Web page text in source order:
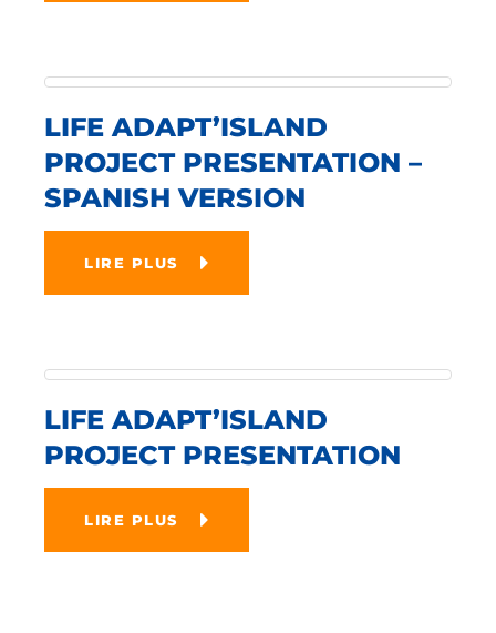
LIFE ADAPT’ISLAND
PROJECT PRESENTATION –
SPANISH VERSION
LIRE PLUS
LIFE ADAPT’ISLAND
PROJECT PRESENTATION
LIRE PLUS